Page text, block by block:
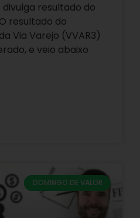
divulga resultado do
resultado do
Via Varejo (VVAR3)
e veio abaixo
DOMINGO DE VALOR